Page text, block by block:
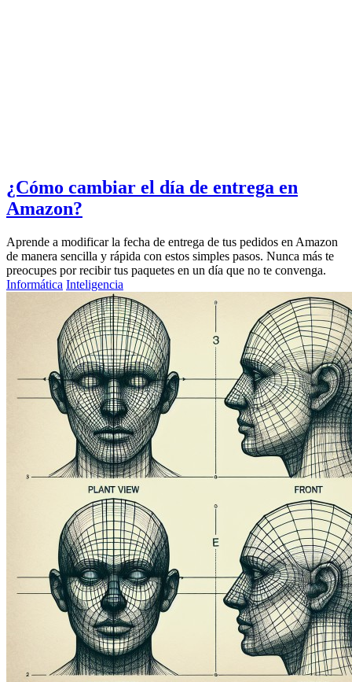
¿Cómo cambiar el día de entrega en
Amazon?
Aprende a modificar la fecha de entrega de tus pedidos en Amazon
de manera sencilla y rápida con estos simples pasos. Nunca más te
preocupes por recibir tus paquetes en un día que no te convenga.
Informática Inteligencia